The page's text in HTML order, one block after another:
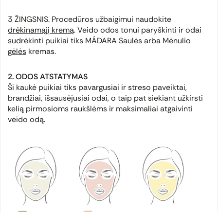
3 ŽINGSNIS. Procedūros užbaigimui naudokite
drėkinamąjį kremą. Veido odos tonui paryškinti ir odai
sudrėkinti puikiai tiks MÁDARA Saulėsarba Mėnulio
gėlės kremas.
2. ODOS ATSTATYMAS
Ši kaukė puikiai tiks pavargusiai ir streso paveiktai,
brandžiai, išsausėjusiai odai, o taip pat siekiant užkirsti
kelią pirmosioms raukšlėms ir maksimaliai atgaivinti
veido odą.